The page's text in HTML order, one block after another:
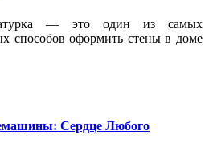
— это один из самых
способов оформить стены в доме
Сердце Любого